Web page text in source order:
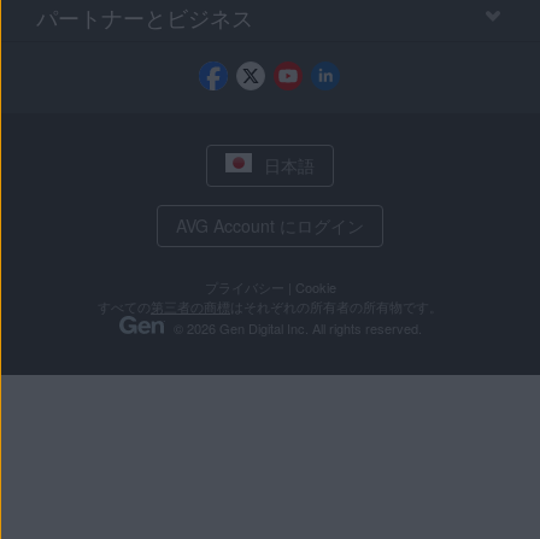
パートナーとビジネス
日本語
AVG Account にログイン
プライバシー
Cookie
第三者の商標
はそれぞれの所有者の所有物です。
© 2026 Gen Digital Inc. All rights reserved.